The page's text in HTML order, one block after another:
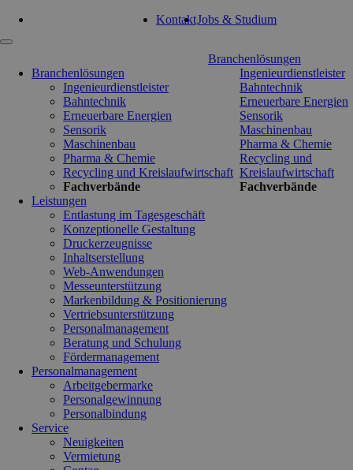
Tel: 0351 47 93 41 92 KontaktJobs & Studium
Navigation
Branchenlösungen
Ingenieurdienstleister
Bahntechnik
Erneuerbare Energien
Sensorik
Maschinenbau
Pharma & Chemie
Recycling und
Kreislaufwirtschaft
Fachverbände
Branchenlösungen
Ingenieurdienstleister
Bahntechnik
Erneuerbare Energien
Sensorik
Maschinenbau
Pharma & Chemie
Recycling und Kreislaufwirtschaft
Fachverbände
Leistungen
Entlastung im Tagesgeschäft
Konzeptionelle Gestaltung
Druckerzeugnisse
Inhaltserstellung
Web-Anwendungen
Messeunterstützung
Markenbildung & Positionierung
Vertriebsunterstützung
Personalmanagement
Beratung und Schulung
Fördermanagement
Personalmanagement
Arbeitgebermarke
Personalgewinnung
Personalbindung
Service
Neuigkeiten
Vermietung